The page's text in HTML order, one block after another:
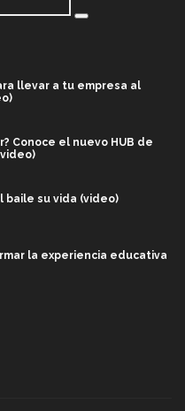
llevar a tu empresa al
Conoce el nuevo HUB de
baile su vida (video)
la experiencia educativa